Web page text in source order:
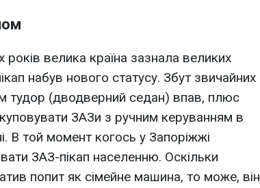
велика країна зазнала великих
набув нового статусу. Збут звичайних
тудор (дводверний седан) впав, плюс
ЗАЗи з ручним керуванням в
В той момент когось у Запоріжжі
ЗАЗ-пікап населенню. Оскільки
попит як сімейне машина, то може, він